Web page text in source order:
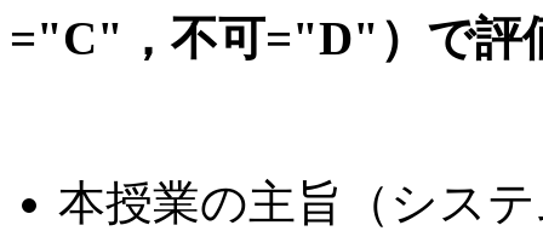
="C"，不可="D"）で評
本授業の主旨（シス